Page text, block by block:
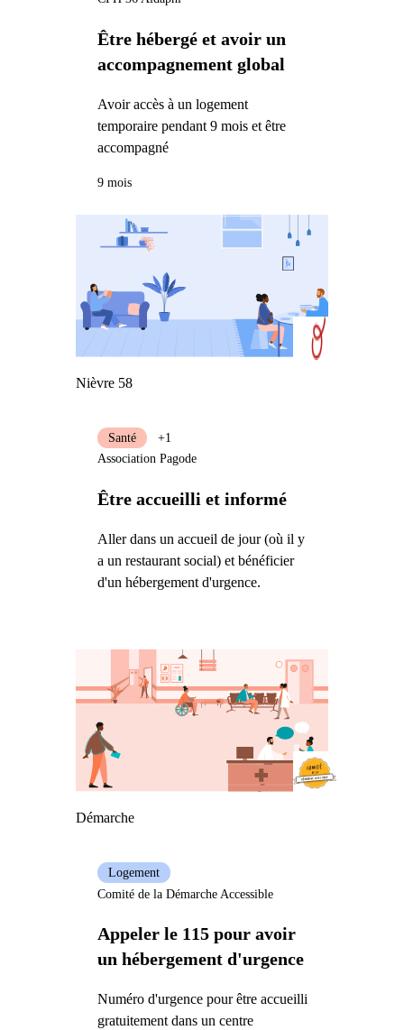
Être hébergé et avoir un
accompagnement global
Avoir accès à un logement
temporaire pendant 9 mois et être
accompagné
9 mois
Nièvre 58
Être accueilli et informé
Aller dans un accueil de jour (où il y
a un restaurant social) et bénéficier
d'un hébergement d'urgence.
Santé
+1
Association Pagode
Démarche
Appeler le 115 pour avoir
un hébergement d'urgence
Numéro d'urgence pour être accueilli
gratuitement dans un centre
Logement
Comité de la Démarche Accessible